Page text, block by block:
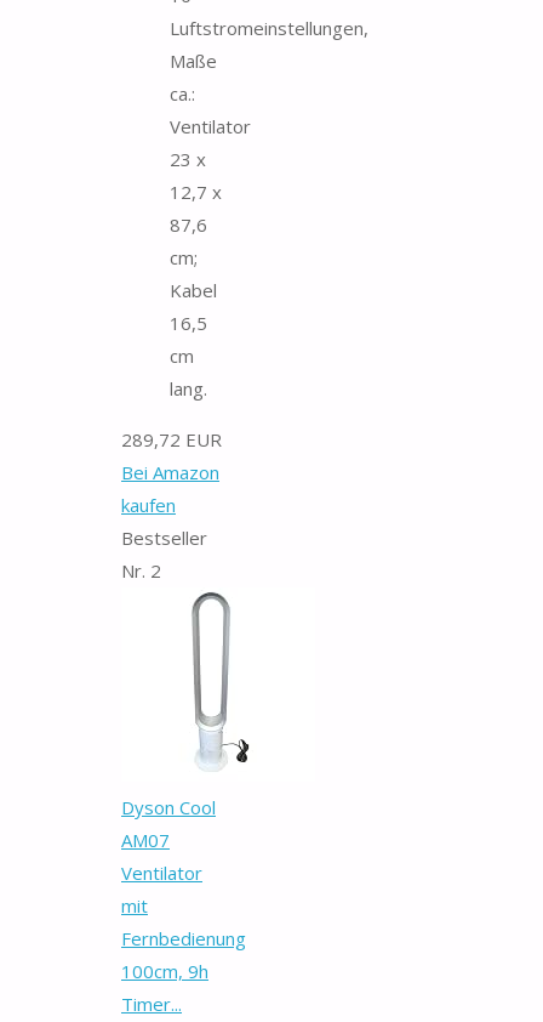
Luftstromeinstellungen,
Maße
ca.:
Ventilator
23 x
12,7 x
87,6
cm;
Kabel
16,5
cm
lang.
289,72 EUR
Bei Amazon
kaufen
Bestseller
Nr. 2
Dyson Cool
AM07
Ventilator
mit
Fernbedienung
100cm, 9h
Timer...